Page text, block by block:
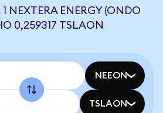
NEXTERA ENERGY (ONDO
0,259317 TSLAON
NEEON
TSLAON